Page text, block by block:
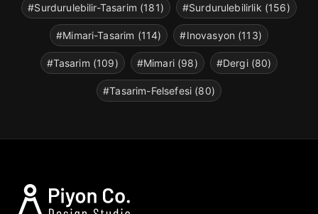
#Surdurulebilir-Tasarim (181) #Surdurulebilirlik (156)
#Mimari-Tasarim (114) #Inovasyon (113)
#Tasarim (109) #Mimari (98) #Dergi (80)
#Tasarim-Felsefesi (80)